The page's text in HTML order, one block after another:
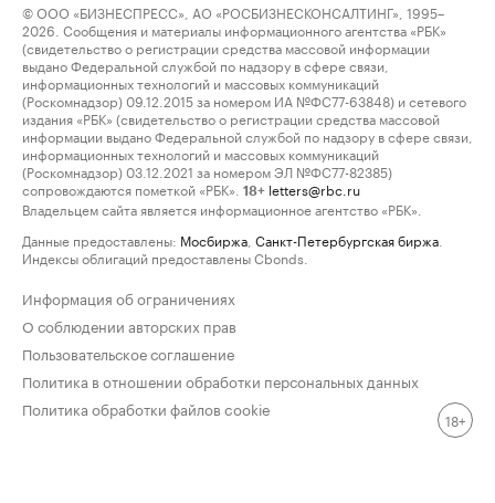
© ООО «БИЗНЕСПРЕСС», АО «РОСБИЗНЕСКОНСАЛТИНГ», 1995–
2026. Сообщения и материалы информационного агентства «РБК»
(свидетельство о регистрации средства массовой информации
выдано Федеральной службой по надзору в сфере связи,
информационных технологий и массовых коммуникаций
(Роскомнадзор) 09.12.2015 за номером ИА №ФС77-63848) и сетевого
издания «РБК» (свидетельство о регистрации средства массовой
информации выдано Федеральной службой по надзору в сфере связи,
информационных технологий и массовых коммуникаций
(Роскомнадзор) 03.12.2021 за номером ЭЛ №ФС77-82385)
сопровождаются пометкой «РБК».
18+ letters@rbc.ru
Владельцем сайта является информационное агентство «РБК».
Данные предоставлены: Мосбиржа Санкт-Петербургская биржа
Индексы облигаций предоставлены Cbonds.
Информация об ограничениях
О соблюдении авторских прав
Пользовательское соглашение
Политика в отношении обработки персональных данных
Политика обработки файлов cookie
18+